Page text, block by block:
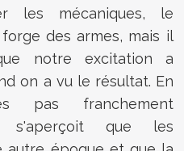
les mécaniques, le
des armes, mais il
notre excitation a
on a vu le résultat. En
pas franchement
s'aperçoit que les